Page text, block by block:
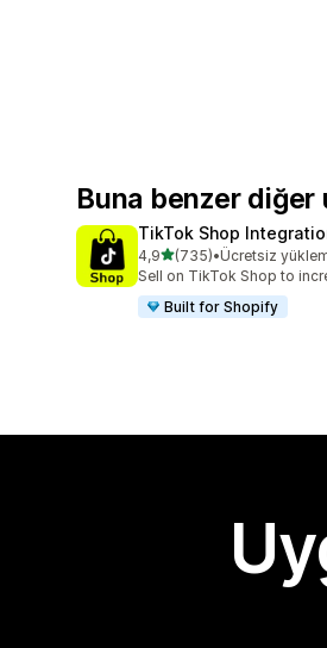
Buna benzer diğer
TikTok Shop
4,95 yıldız üzerinden
(735)
toplam 735 değerlendirme
•Ücretsiz
Sell on TikTok Shop to
Built for Shopify